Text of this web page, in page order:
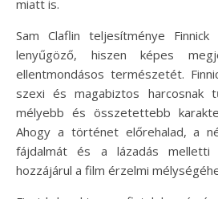
miatt is.
Sam Claflin teljesítménye Finnick
lenyűgöző, hiszen képes
ellentmondásos természetét.
szexi és magabiztos harcosnak
mélyebb és összetettebb
Ahogy a történet előrehalad, a
fájdalmát és a lázadás melletti
hozzájárul a film érzelmi